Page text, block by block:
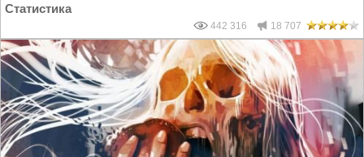
Статистика
442 316 18 707